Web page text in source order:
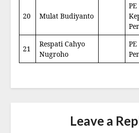
20 Mulat Budiyanto
21
Respati Cahyo
Nugroho
Leave a